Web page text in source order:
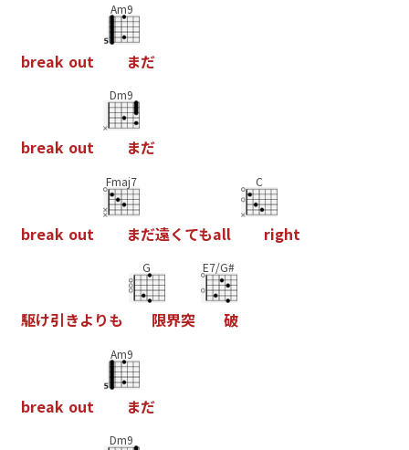
break out
Am9
まだ
break out
Dm9
まだ
break out
Fmaj7
まだ遠く てもall
C
right
駆け引きよ りも
G
限界突
E7/G#
破
break out
Am9
まだ
Dm9